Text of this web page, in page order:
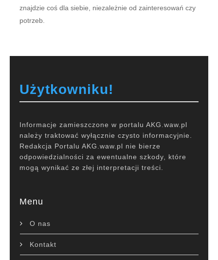
znajdzie coś dla siebie, niezależnie od zainteresowań czy
potrzeb.
Użytkowniku!
Informacje zamieszczone w portalu AKG.waw.pl
należy traktować wyłącznie czysto informacyjnie.
Redakcja Portalu AKG.waw.pl nie bierze
odpowiedzialności za ewentualne szkody, które
mogą wynikać ze złej interpretacji treści.
Menu
O nas
Kontakt